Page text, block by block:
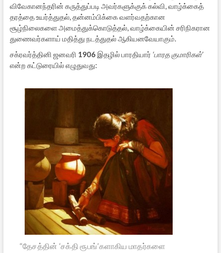
விவேகானந்தரின் கருத்துப்படி அவர்களுக்குக் கல்வி, வாழ்க்கைத்
தரத்தை உயர்த்துதல், தன்னம்பிக்கை வளர்வதற்கான
சூழ்நிலைகளை அமைத்துக்கொடுத்தல், வாழ்க்கையின் சரிநிகரான
துணைவர்களாய் மதித்து நடத்துதல் ஆகியனவேயாகும்.
சக்ரவர்த்தினி ஜனவரி 1906 இதழில் பாரதியார் ‘பாரத குமாரிகள்’
என்ற கட்டுரையில் எழுதுவது:
“தேசத்தின் ‘சக்தி ரூபங்’களாகிய மாதர்களை